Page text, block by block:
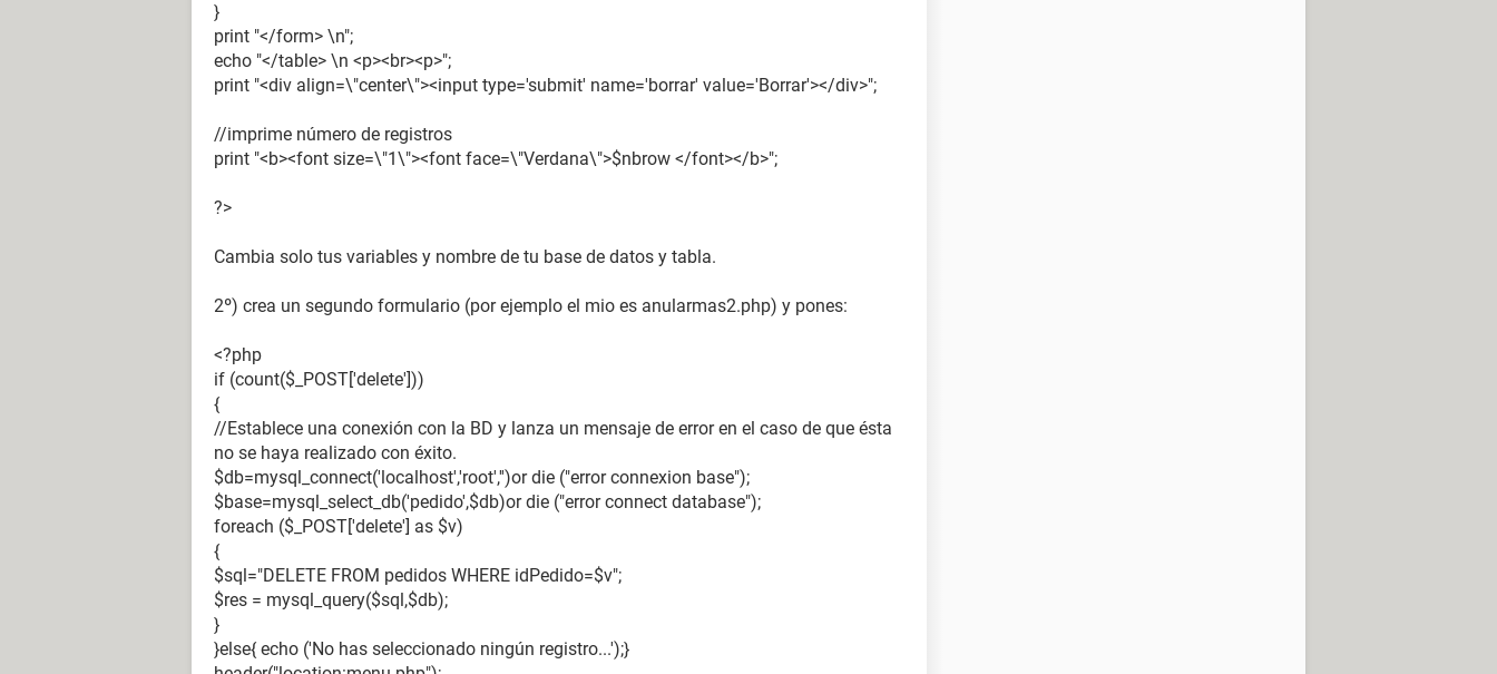
}
print "</form> \n";
echo "</table> \n <p><br><p>";
print "<div align=\"center\"><input type='submit' name='borrar' value='Borrar'></div>";
//imprime número de registros
print "<b><font size=\"1\"><font face=\"Verdana\">$nbrow </font></b>";
?>
Cambia solo tus variables y nombre de tu base de datos y tabla.
2º) crea un segundo formulario (por ejemplo el mio es anularmas2.php) y pones:
<?php
if (count($_POST['delete']))
{
//Establece una conexión con la BD y lanza un mensaje de error en el caso de que ésta
no se haya realizado con éxito.
$db=mysql_connect('localhost','root','')or die ("error connexion base");
$base=mysql_select_db('pedido',$db)or die ("error connect database");
foreach ($_POST['delete'] as $v)
{
$sql="DELETE FROM pedidos WHERE idPedido=$v";
$res = mysql_query($sql,$db);
}
}else{ echo ('No has seleccionado ningún registro...');}